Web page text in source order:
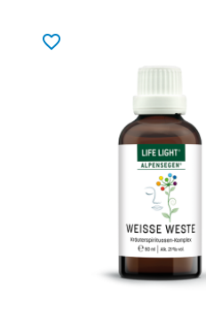
favorite_border